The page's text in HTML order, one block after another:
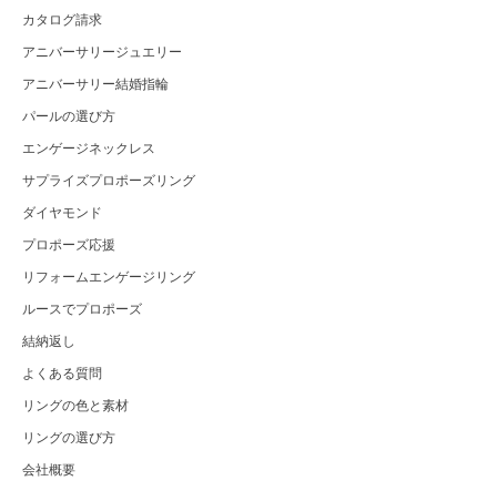
カタログ請求
アニバーサリージュエリー
アニバーサリー結婚指輪
パールの選び方
エンゲージネックレス
サプライズプロポーズリング
ダイヤモンド
プロポーズ応援
リフォームエンゲージリング
ルースでプロポーズ
結納返し
よくある質問
リングの色と素材
リングの選び方
会社概要